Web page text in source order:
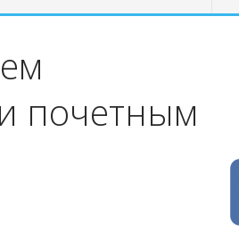
почетным